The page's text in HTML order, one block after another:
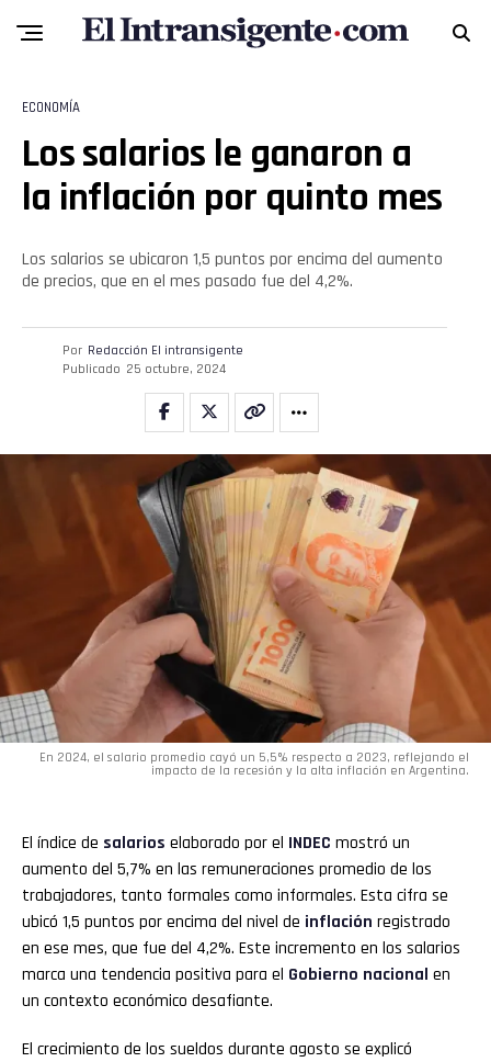
ECONOMÍA
Los salarios le ganaron a
la inflación por quinto mes
Los salarios se ubicaron 1,5 puntos por encima del aumento
de precios, que en el mes pasado fue del 4,2%.
Por Redacción El intransigente
Publicado 25 octubre, 2024
En 2024, el salario promedio cayó un 5,5% respecto a 2023, reflejando el
impacto de la recesión y la alta inflación en Argentina.
El índice de salarios elaborado por el INDEC mostró un
aumento del 5,7% en las remuneraciones promedio de los
trabajadores, tanto formales como informales. Esta cifra se
ubicó 1,5 puntos por encima del nivel de inflación registrado
en ese mes, que fue del 4,2%. Este incremento en los salarios
marca una tendencia positiva para el Gobierno nacional en
un contexto económico desafiante.
El crecimiento de los sueldos durante agosto se explicó